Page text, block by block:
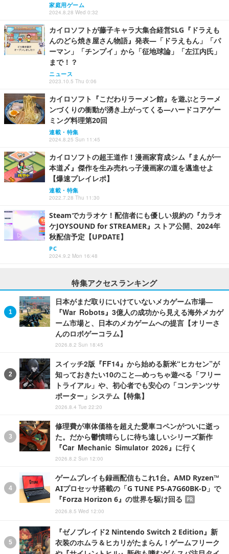
家庭用ゲーム
2024.8.28 Wed 0:32
カイロソフトが藤子キャラ大集合経営SLG『ドラえも
んのどら焼き屋さん物語』発表―「ドラえもん」「パ
ーマン」「チンプイ」から「征地球論」「左江内氏」
まで！？
ニュース
2023.10.5 Thu 0:06
カイロソフト『こだわりラーメン館』を遊ぶとラーメ
ンづくりの衝動が湧き上がってくる―ハードコアゲー
ミング料理第20回
連載・特集
2024.8.25 Sun 11:45
カイロソフトの超王道作！漫画家育成シム『まんが一
本道〆』傑作を生み売れっ子漫画家の道を邁進せよ
【爆速プレイレポ】
連載・特集
2022.7.28 Thu 11:30
Steamでカラオケ！配信者にも優しい規約の『カラオ
ケJOYSOUND for STREAMER』ストア公開、2024年
秋配信予定【UPDATE】
PC
2024.9.2 Mon 16:48
特集アクセスランキング
日本がまだ取りにいけていないメカゲーム市場―
『War Robots』3億人の成功から見える海外メカゲ
ーム市場と、日本のメカゲームへの提言【オリーさ
んのロボゲーコラム】
2026.8.2 Sun 18:45
スイッチ2版『FF14』から始める新米“ヒカセン”が
知っておきたい10のこと―めっちゃ遊べる「フリー
トライアル」や、初心者でも安心の「コンテンツサ
ポーター」システム【特集】
2026.8.4 Tue 22:20
修理費が車体価格を超えた愛車コペンがついに逝っ
た。だから鬱憤晴らしに待ち遠しいシリーズ新作
『Car Mechanic Simulator 2026』に行く
2026.8.2 Sun 12:00
ゲームプレイも録画配信もこれ1台。AMD Ryzen™
AIプロセッサ搭載の「G TUNE P5-A7G60BK-D」で
『Forza Horizon 6』の世界を駆け回る
PR
2026.8.5 Wed 12:00
『ゼノブレイド2 Nintendo Switch 2 Edition』新
衣装のホムラ＆ヒカリがたまらん！ゲームフリーク